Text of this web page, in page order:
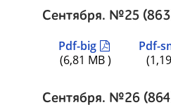
Сентября. №25
Pdf-big
(6,81 MB )
Pdf-
Сентября. №26